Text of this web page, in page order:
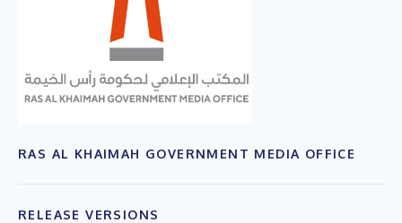
RAS AL KHAIMAH GOVERNMENT MEDIA OFFICE
RELEASE VERSIONS